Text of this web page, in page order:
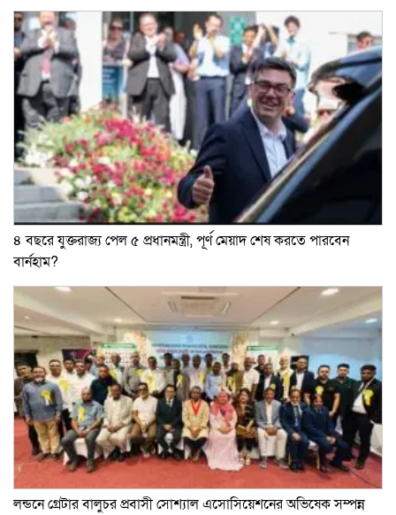
৪ বছরে যুক্তরাজ্য পেল ৫ প্রধানমন্ত্রী, পূর্ণ মেয়াদ শেষ করতে পারবেন
বার্নহাম?
লন্ডনে গ্রেটার বালুচর প্রবাসী সোশ্যাল এসোসিয়েশনের অভিষেক সম্পন্ন